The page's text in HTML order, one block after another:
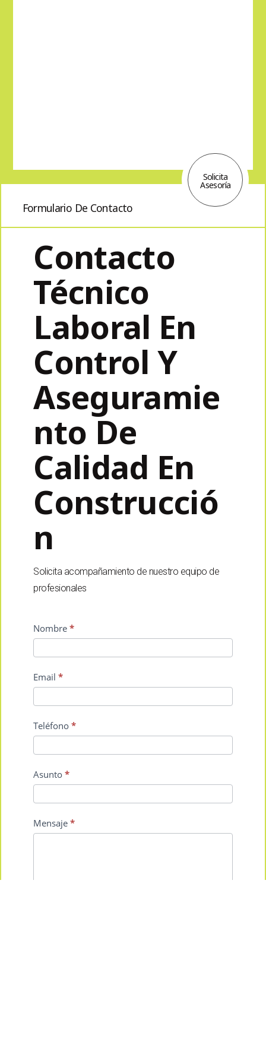
Formulario De Contacto
Solicita
Asesoría
Contacto
Técnico
Laboral En
Control Y
Aseguramie
Nto De
Calidad En
Construcció
N
Solicita acompañamiento de nuestro equipo de
profesionales
Contact
Us
Nombre*
Email*
Teléfono*
Asunto*
Mensaje*